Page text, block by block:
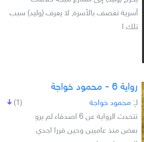
أسرية تعصف بالأسرة, لا يعرف (وليد) سبب
تلك ا
رواية 6 - محمود خواجة
(1) لـِ:محمود خواجة
تتحدث الرواية عن 6 اصدقاء لم يرو
بعض منذ عاميين وحين قررا احدي